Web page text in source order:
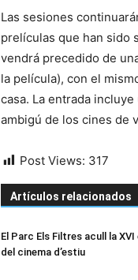
Las sesiones
prelículas que han sido
vendrá precedido de
la película), con el
casa. La entrada
ambigú de los cines de
Post Views: 317
Artículos relacionados
El Parc Els Filtres acull la
del cinema d’estiu